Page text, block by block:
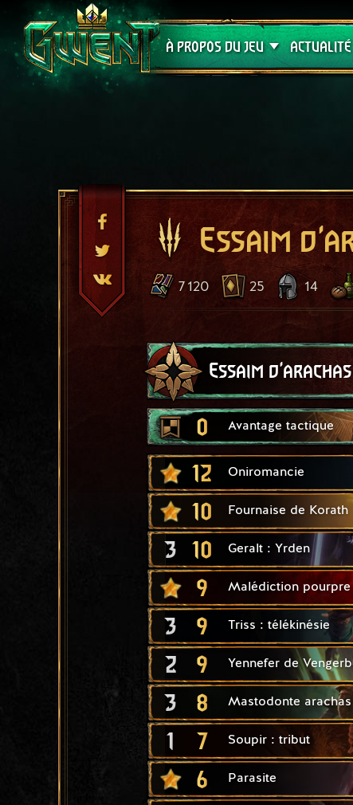
À PROPOS DU JEU
Assistance
ACTUALITÉ
Essaim
7 120 25 14
Essaim d'arachas
0 Avantage tactique
12 Oniromancie
10 Fournaise de Korath
3 10 Geralt : Yrden
9 Malédiction pourpre
3 9 Triss : télékinésie
2 9 Yennefer de
3 8 Mastodonte arachas
1 7 Soupir : tribut
6 Parasite